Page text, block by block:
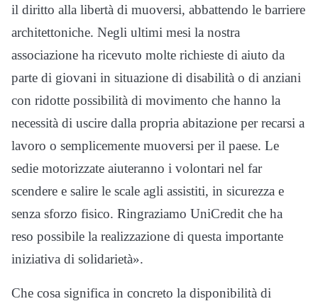
il diritto alla libertà di muoversi, abbattendo le barriere
architettoniche. Negli ultimi mesi la nostra
associazione ha ricevuto molte richieste di aiuto da
parte di giovani in situazione di disabilità o di anziani
con ridotte possibilità di movimento che hanno la
necessità di uscire dalla propria abitazione per recarsi a
lavoro o semplicemente muoversi per il paese. Le
sedie motorizzate aiuteranno i volontari nel far
scendere e salire le scale agli assistiti, in sicurezza e
senza sforzo fisico. Ringraziamo UniCredit che ha
reso possibile la realizzazione di questa importante
iniziativa di solidarietà».
Che cosa significa in concreto la disponibilità di